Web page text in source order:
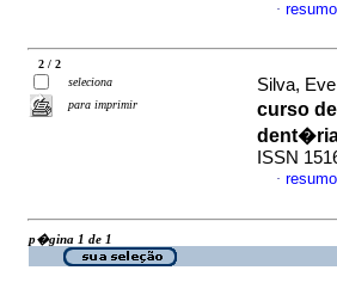
·
2 / 2
seleciona
para imprimir
Silva,
curso
ISSN
·
p�gina 1 de 1